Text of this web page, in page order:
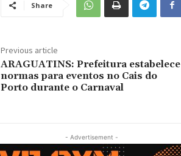
Share
Previous article
ARAGUATINS: Prefeitura estabelece
normas para eventos no Cais do
Porto durante o Carnaval
- Advertisement -